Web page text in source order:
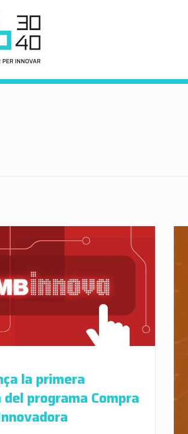
la primera
programa Compra